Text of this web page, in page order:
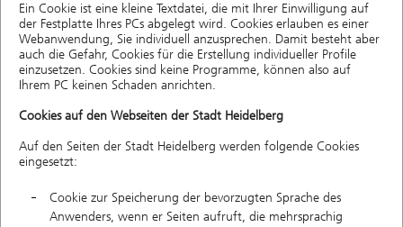
Ein Cookie ist eine kleine Textdatei, die mit Ihrer Einwilligung auf
der Festplatte Ihres PCs abgelegt wird. Cookies erlauben es einer
Webanwendung, Sie individuell anzusprechen. Damit besteht aber
auch die Gefahr, Cookies für die Erstellung individueller Profile
einzusetzen. Cookies sind keine Programme, können also auf
Ihrem PC keinen Schaden anrichten.
Cookies auf den Webseiten der Stadt Heidelberg
Auf den Seiten der Stadt Heidelberg werden folgende Cookies
eingesetzt:
Cookie zur Speicherung der bevorzugten Sprache des
Anwenders, wenn er Seiten aufruft, die mehrsprachig